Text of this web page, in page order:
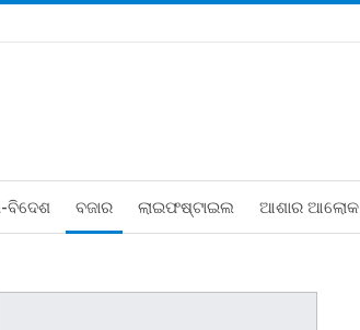
ବିଦେଶ ବଜାର ଲାଇଫଷ୍ଟାଇଲ ଆଶାର ଆଲୋକ